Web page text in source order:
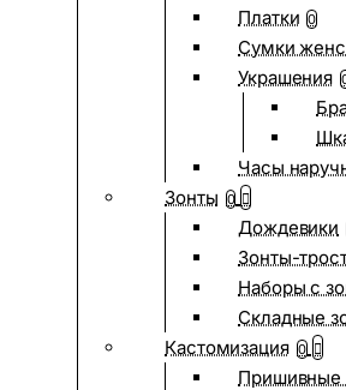
Платки 0
Сумки
Украшения
Часы
Зонты 0
Дождевики
Зонты-
Наборы с
Складные
Кастомизация 0
Пришивные